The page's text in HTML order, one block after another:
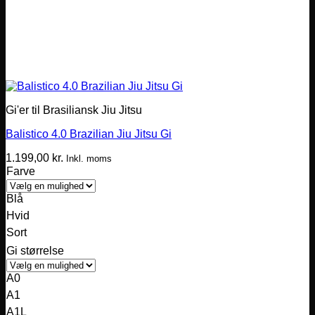
Gi'er til Brasiliansk Jiu Jitsu
Balistico 4.0 Brazilian Jiu Jitsu Gi
1.199,00 kr. Inkl. moms
Farve
Blå
Hvid
Sort
Gi størrelse
A0
A1
A1L